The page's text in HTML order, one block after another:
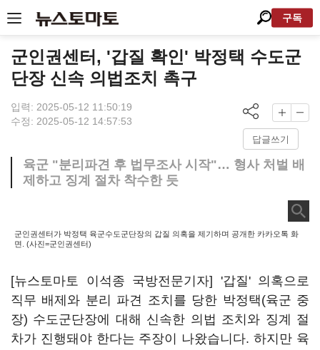
구독
군인권센터, '갑질 확인' 박정택 수도군
단장 신속 의법조치 촉구
입력: 2025-05-12 11:50:19
수정: 2025-05-12 14:57:53
답글쓰기
육군 "분리파견 후 법무조사 시작"… 형사 처벌 배
제하고 징계 절차 착수한 듯
군인권센터가 박정택 육군수도군단장의 갑질 의혹을 제기하며 공개한 카카오톡 화
면. (사진=군인권센터)
[뉴스토마토 이석종 국방전문기자] '갑질' 의혹으로
직무 배제와 분리 파견 조치를 당한 박정택(육군 중
장) 수도군단장에 대해 신속한 의법 조치와 징계 절
차가 진행돼야 한다는 주장이 나왔습니다. 하지만 육